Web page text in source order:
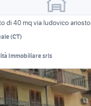
di 40 mq via ludovico ariosto
(CT)
Immobiliare srls